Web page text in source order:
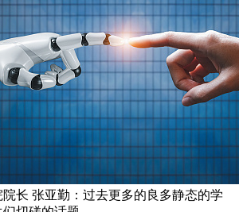
长 张亚勤：过去更多的良多静态的学